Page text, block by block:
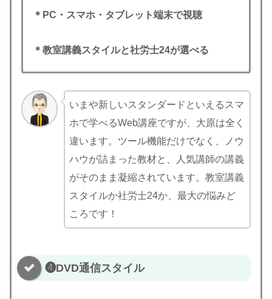
＊PC・スマホ・タブレット端末で視聴
＊教室講義スタイルと社労士24が選べる
いまや新しいスタンダードといえるスマ
ホで学べるWeb講座ですが、大原は全く
違います。ツール機能だけでなく、ノウ
ハウが詰まった教材と、人気講師の講義
がそのまま凝縮されています。教室講義
スタイルか社労士24か、最大の悩みど
ころです！
❹DVD通信スタイル